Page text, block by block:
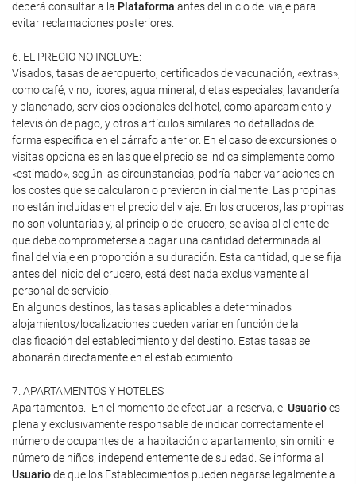
deberá consultar a la Plataforma antes del inicio del viaje para
evitar reclamaciones posteriores.
6. EL PRECIO NO INCLUYE:
Visados, tasas de aeropuerto, certificados de vacunación, «extras»,
como café, vino, licores, agua mineral, dietas especiales, lavandería
y planchado, servicios opcionales del hotel, como aparcamiento y
televisión de pago, y otros artículos similares no detallados de
forma específica en el párrafo anterior. En el caso de excursiones o
visitas opcionales en las que el precio se indica simplemente como
«estimado», según las circunstancias, podría haber variaciones en
los costes que se calcularon o previeron inicialmente. Las propinas
no están incluidas en el precio del viaje. En los cruceros, las propinas
no son voluntarias y, al principio del crucero, se avisa al cliente de
que debe comprometerse a pagar una cantidad determinada al
final del viaje en proporción a su duración. Esta cantidad, que se fija
antes del inicio del crucero, está destinada exclusivamente al
personal de servicio.
En algunos destinos, las tasas aplicables a determinados
alojamientos/localizaciones pueden variar en función de la
clasificación del establecimiento y del destino. Estas tasas se
abonarán directamente en el establecimiento.
7. APARTAMENTOS Y HOTELES
Apartamentos.- En el momento de efectuar la reserva, el Usuarioes
plena y exclusivamente responsable de indicar correctamente el
número de ocupantes de la habitación o apartamento, sin omitir el
número de niños, independientemente de su edad. Se informa al
Usuariode que los Establecimientos pueden negarse legalmente a